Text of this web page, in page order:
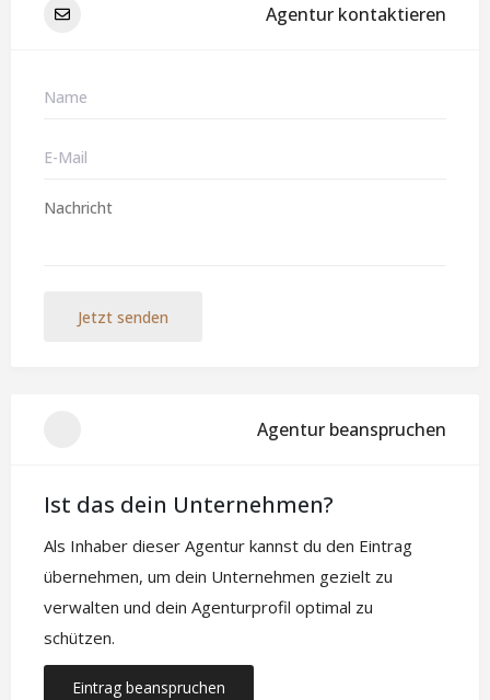
Agentur kontaktieren
Jetzt senden
Agentur beanspruchen
Ist das dein Unternehmen?
Als Inhaber dieser Agentur kannst du den Eintrag
übernehmen, um dein Unternehmen gezielt zu
verwalten und dein Agenturprofil optimal zu
schützen.
Eintrag beanspruchen